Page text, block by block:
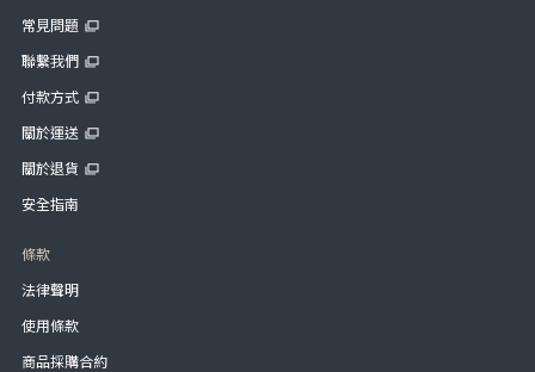
常見問題
聯繫我們
付款方式
關於運送
關於退貨
安全指南
條款
法律聲明
使用條款
商品採購合約